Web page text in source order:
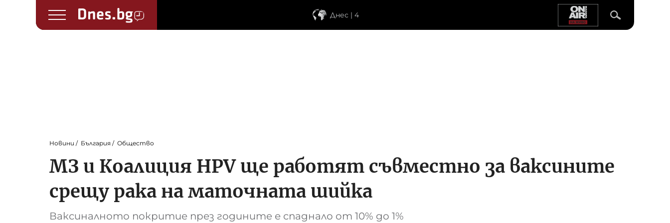
Днес | 4
Новини България Общество
МЗ и Коалиция HPV ще работят съвместно за ваксините
срещу рака на маточната шийка
Ваксиналното покритие през годините е спаднало от 10% до 1%